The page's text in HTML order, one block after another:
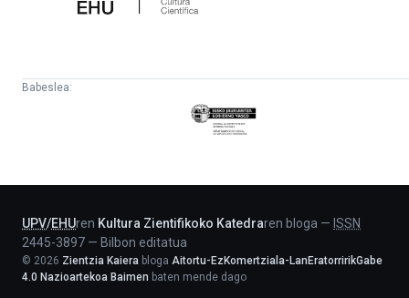
Babeslea:
Eusko
Jaurlaritza
UPV/EHUren Kultura Zientifikoko Katedraren bloga — ISSN
2445-3897 — Bilbon editatua
© 2026 Zientzia Kaiera bloga Aitortu-EzKomertziala-LanEratorririkGabe
4.0 Nazioartekoa Baimen baten mende dago